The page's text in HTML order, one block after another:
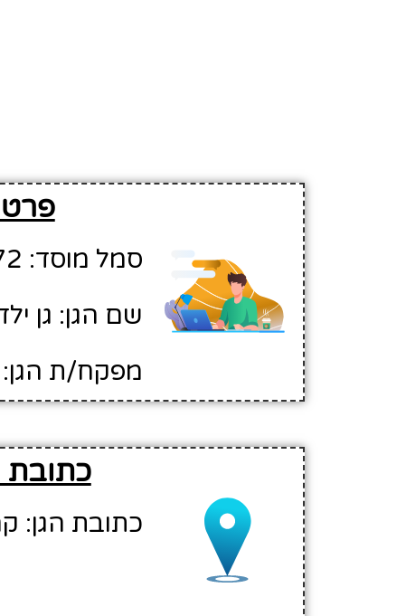
פרטים
סמל מוסד: 553172
שם הגן: גן ילדים 03 -
מפקח/ת הגן:
כתובת
כתובת הגן: